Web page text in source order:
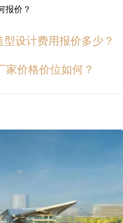
报价？
设计费用报价多少？
家价格价位如何？